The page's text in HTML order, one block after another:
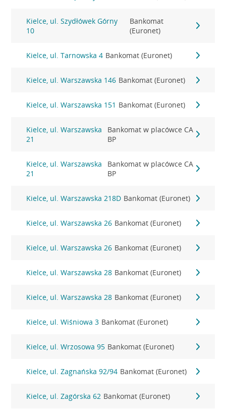
Kielce, ul. Szydłówek Górny
10
Bankomat
(Euronet)
Kielce, ul. Tarnowska 4 Bankomat (Euronet)
Kielce, ul. Warszawska 146 Bankomat (Euronet)
Kielce, ul. Warszawska 151 Bankomat (Euronet)
Kielce, ul. Warszawska
21
Bankomat w placówce CA
BP
Kielce, ul. Warszawska
21
Bankomat w placówce CA
BP
Kielce, ul. Warszawska 218D Bankomat (Euronet)
Kielce, ul. Warszawska 26 Bankomat (Euronet)
Kielce, ul. Warszawska 26 Bankomat (Euronet)
Kielce, ul. Warszawska 28 Bankomat (Euronet)
Kielce, ul. Warszawska 28 Bankomat (Euronet)
Kielce, ul. Wiśniowa 3 Bankomat (Euronet)
Kielce, ul. Wrzosowa 95 Bankomat (Euronet)
Kielce, ul. Zagnańska 92/94 Bankomat (Euronet)
Kielce, ul. Zagórska 62 Bankomat (Euronet)